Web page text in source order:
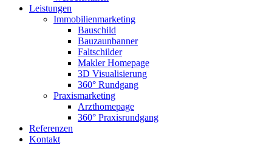
Leistungen
Immobilienmarketing
Bauschild
Bauzaunbanner
Faltschilder
Makler Homepage
3D Visualisierung
360° Rundgang
Praxismarketing
Arzthomepage
360° Praxisrundgang
Referenzen
Kontakt